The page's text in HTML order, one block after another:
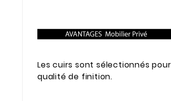
Les cuirs sont sélectionnés
qualité de finition.